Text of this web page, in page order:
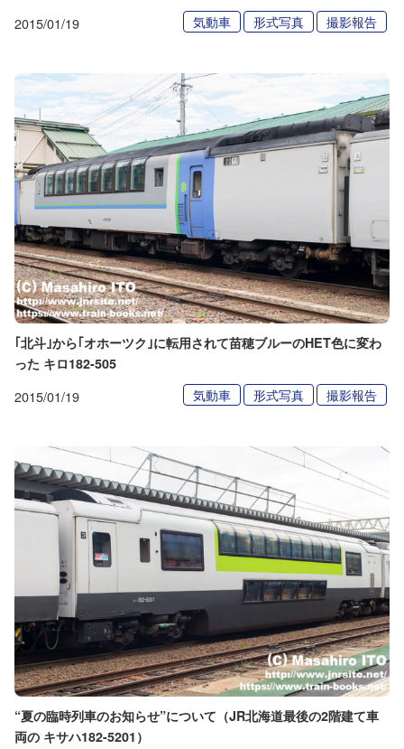
2015/01/19 気動車 形式写真 撮影報告
｢北斗｣から｢オホーツク｣に転用されて苗穂ブルーのHET色に変わ
った キロ182-505
2015/01/19 気動車 形式写真 撮影報告
“夏の臨時列車のお知らせ”について（JR北海道最後の2階建て車
両の キサハ182-5201）